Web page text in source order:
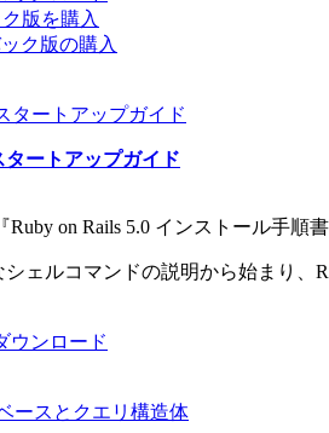
版を購入
ク版の購入
タートアップガイド
on Rails 5.0 インストール手順
ェルコマンドの説明から始まり、
ウンロード